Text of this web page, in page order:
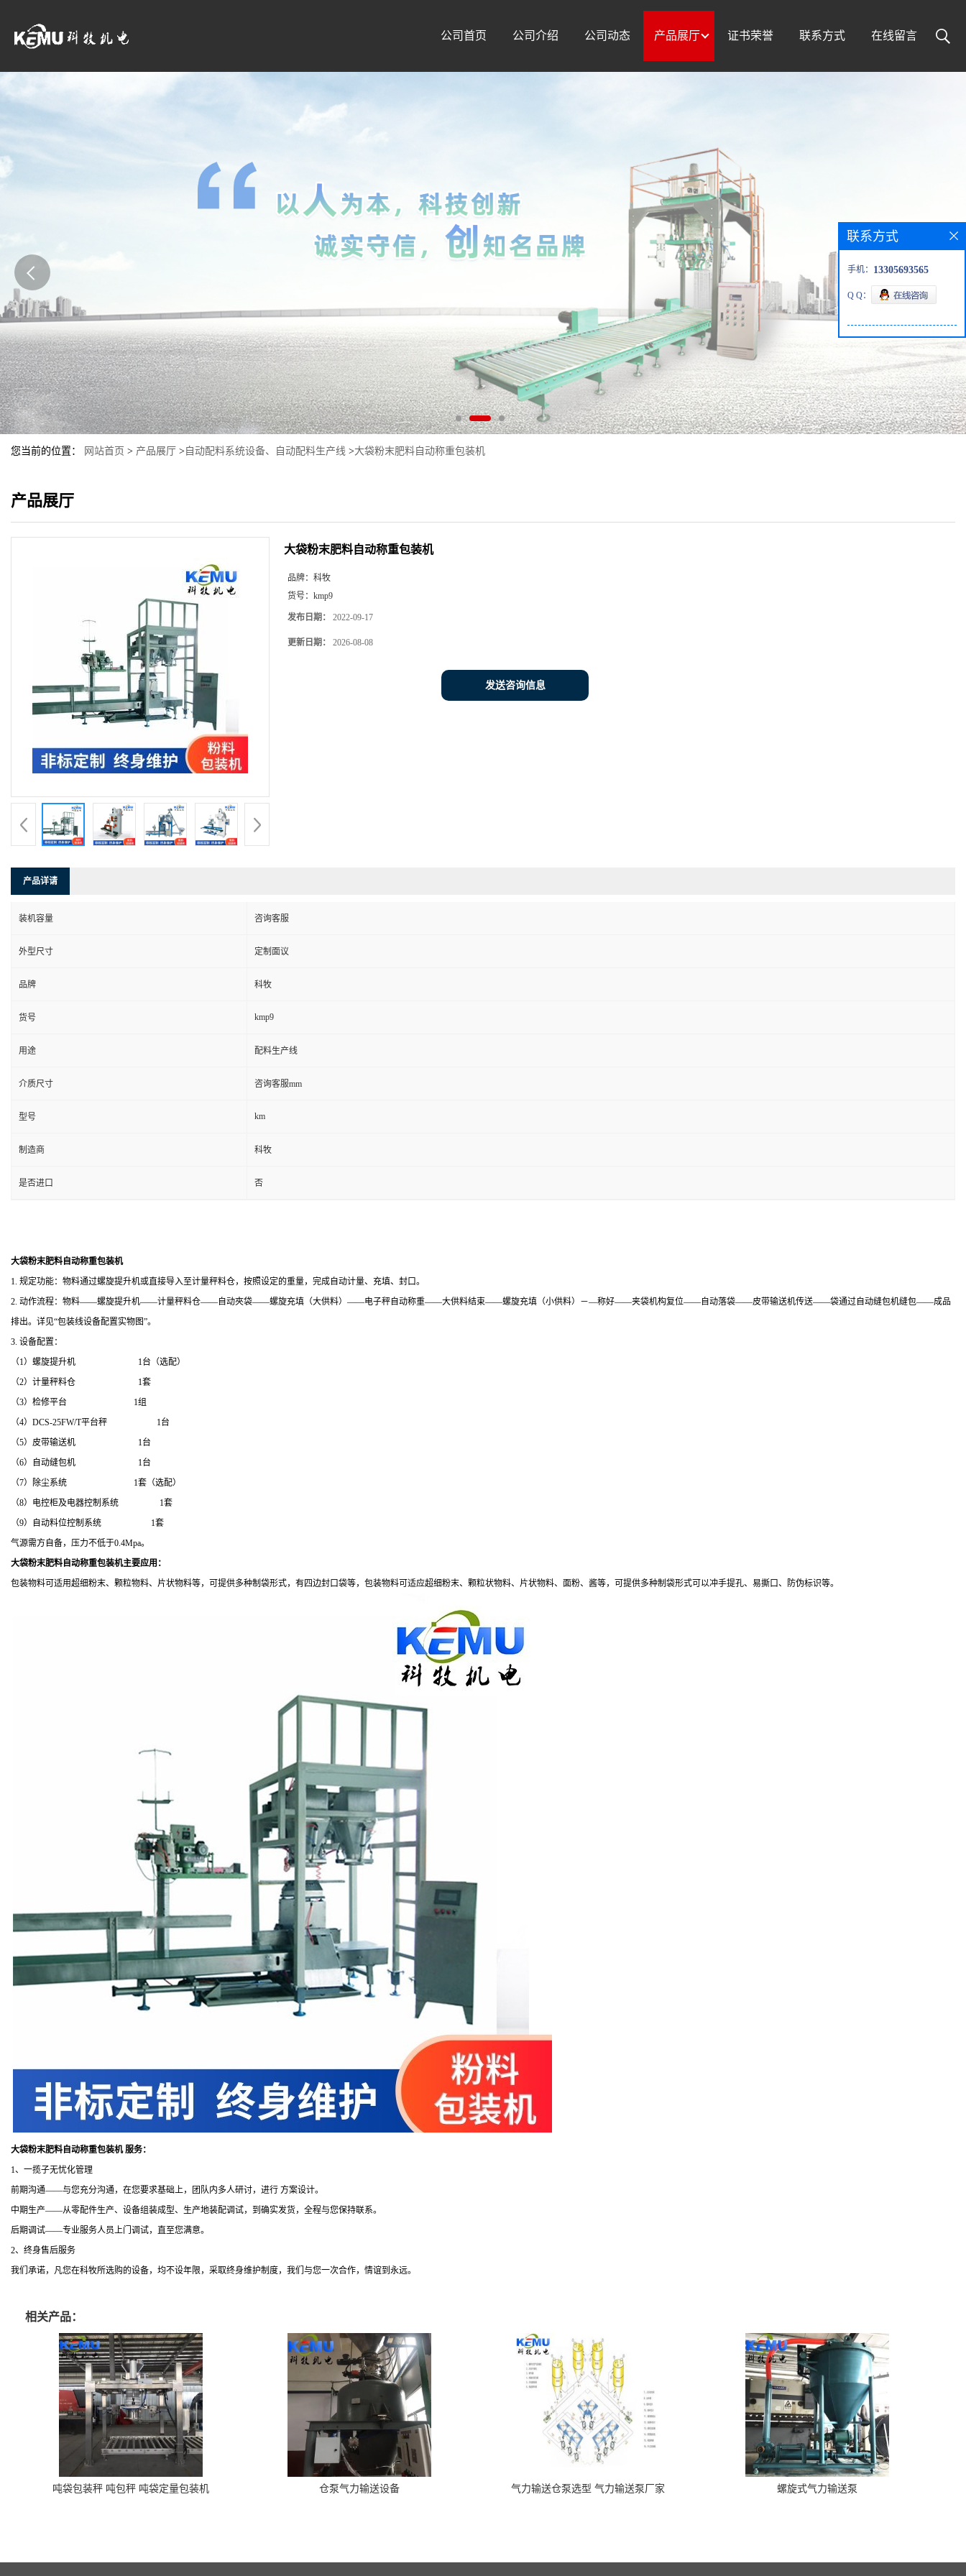
公司首页 公司介绍 公司动态 产品展厅 证书荣誉 联系方式 在线留言
您当前的位置： 网站首页 > 产品展厅 > 自动配料系统设备、自动配料生产线 >大袋粉末肥料自动称重包装机
产品展厅
大袋粉末肥料自动称重包装机
品牌： 科牧
货号： kmp9
发布日期： 2022-09-17
更新日期： 2026-08-08
发送咨询信息
产品详请
装机容量 咨询客服
外型尺寸 定制面议
品牌 科牧
货号 kmp9
用途 配料生产线
介质尺寸 咨询客服mm
型号 km
制造商 科牧
是否进口 否
大袋粉末肥料自动称重包装机
1. 规定功能：物料通过螺旋提升机或直接导入至计量秤料仓，按照设定的重量，完成自动计量、充填、封口。
2. 动作流程：物料――螺旋提升机――计量秤料仓――自动夾袋――螺旋充填（大供料） ――电子秤自动称重——大供料结束――螺旋充填（小供料）－―称好――夹袋机构复位――自动落袋――皮带输送机传送――袋通过自动缝包机缝包――成品
排出。详见“包装线设备配置实物图”。
3. 设备配置：
（1）螺旋提升机 1台（选配）
（2） 计量秤料仓 1套
（3）检修平台 1组
（4） DCS-25FW/T平台秤 1台
（5）皮带输送机 1台
（6）自动缝包机 1台
（7）除尘系统 1套（选配）
（8）电控柜及电器控制系统 1套
（9）自动料位控制系统 1套
气源需方自备，压力不低于0.4Mpa。
大袋粉末肥料自动称重包装机主要应用：
包装物料可适用超细粉末、颗粒物料、片状物料等，可提供多种制袋形式，有四边封口袋等，包装物料可适应超细粉末、颗粒状物料、片状物料、面粉、酱等，可提供多种制袋形式可以冲手提孔、易撕口、防伪标识等。
大袋粉末肥料自动称重包装机 服务：
1、一揽子无忧化管理
前期沟通——与您充分沟通，在您要求基础上，团队内多人研讨，进行 方案设计。
中期生产——从零配件生产、设备组装成型、生产地装配调试，到确实发货，全程与您保持联系。
后期调试——专业服务人员上门调试，直至您满意。
2、终身售后服务
我们承诺，凡您在科牧所选购的设备，均不设年限，采取终身维护制度，我们与您一次合作，情谊到永远。
相关产品：
吨袋包装秤 吨包秤 吨袋定量包装机 仓泵气力输送设备 气力输送仓泵选型 气力输送泵厂家 螺旋式气力输送泵
联系方式
手机： 13305693565
Q Q：